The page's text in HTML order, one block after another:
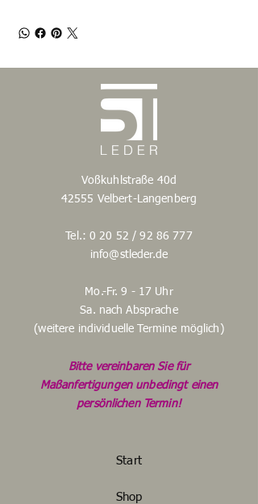
Voßkuhlstraße 40d
42555 Velbert-Langenberg
Tel.: 0 20 52 /92 86 777
info@stleder.de
Mo.-Fr. 9 - 17 Uhr
Sa. nach Absprache
(weitere individuelle Termine möglich)
Bitte vereinbaren Sie für
Maßanfertigungen unbedingt einen
persönlichen Termin!
Start
Shop